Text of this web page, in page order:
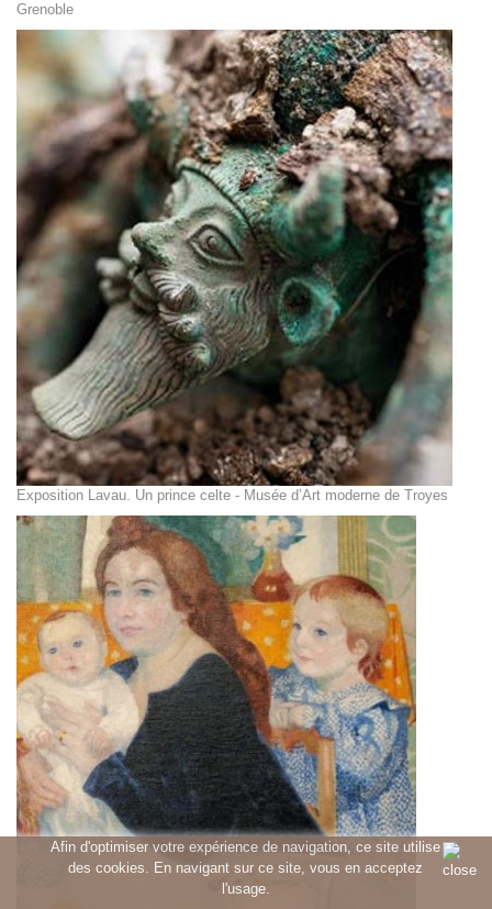
Afin d'optimiser votre expérience de navigation, ce site utilise
des cookies. En navigant sur ce site, vous en acceptez
l'usage.
Grenoble
Exposition Lavau. Un prince celte - Musée d’Art moderne de Troyes